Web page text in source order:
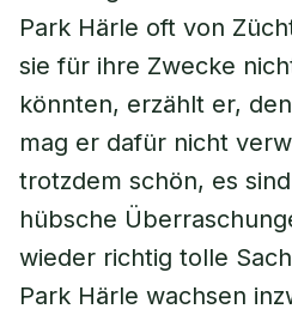
Park Härle oft von
sie für ihre Zwecke
könnten, erzählt er,
mag er dafür nicht
trotzdem schön, es
hübsche
wieder richtig tolle
Park Härle wachsen